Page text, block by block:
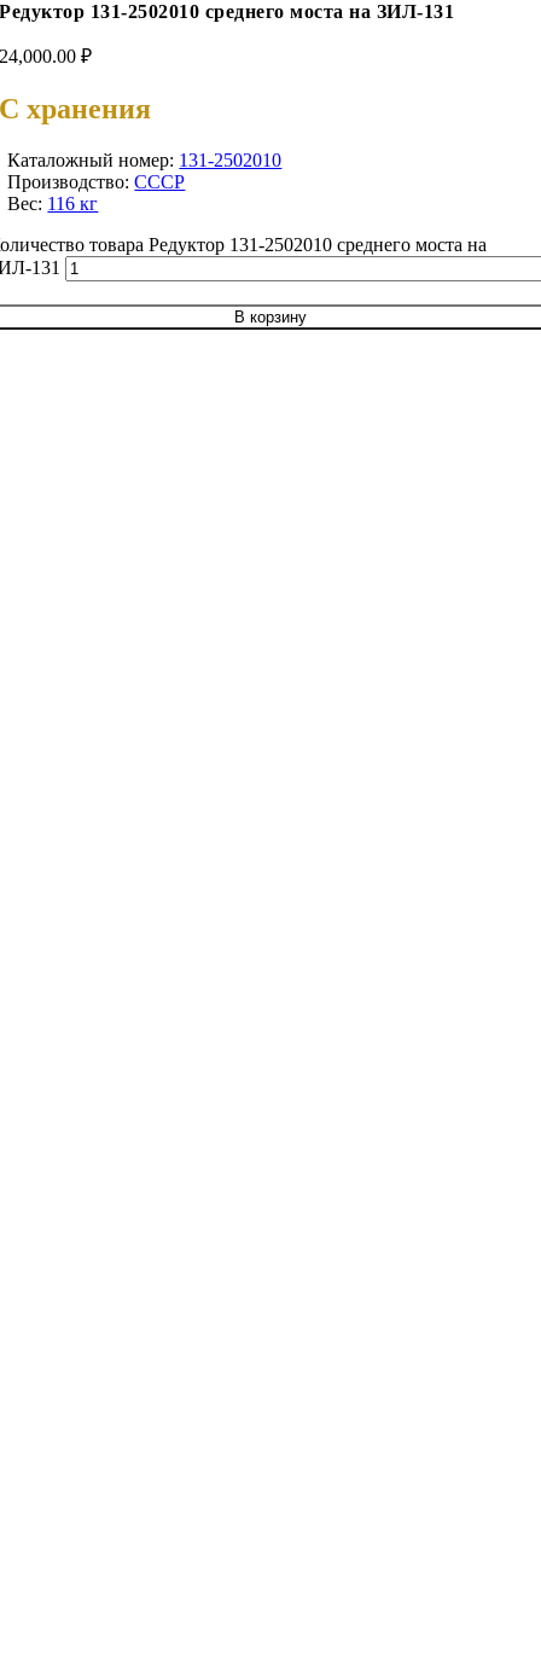
Редуктор 131-2502010 среднего моста на ЗИЛ-131
24,000.00₽
С хранения
Каталожный номер: 131-2502010
Производство:СССР
Вес: 116 кг
товара Редуктор 131-2502010 среднего моста на
131
В корзину